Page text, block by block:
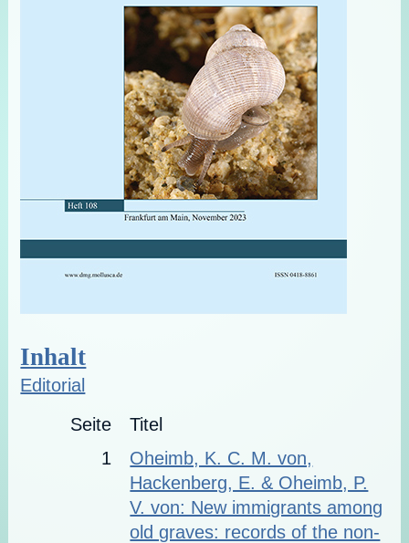
Inhalt
Editorial
Seite
Titel
1
Oheimb, K. C. M. von,
Hackenberg, E. & Oheimb, P.
V. von: New immigrants among
old graves: records of the non-